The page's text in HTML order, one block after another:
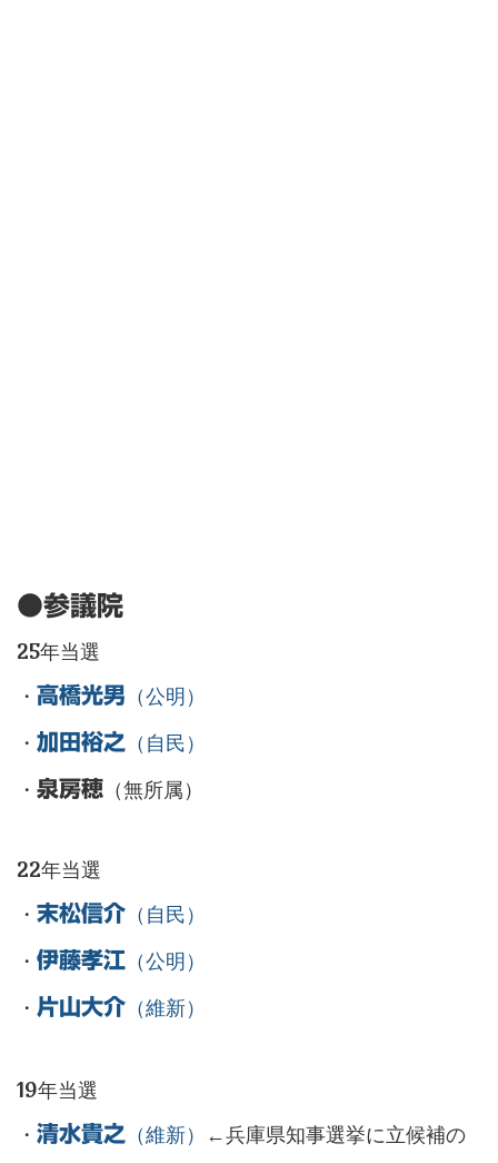
●参議院
25年当選
・ 高橋光男 （公明）
・ 加田裕之
（自民）
・ 泉房穂 （無所属）
22年当選
・ 末松信介 （自民）
・ 伊藤孝江 （公明）
・ 片山大介 （維新）
19年当選
・ 清水貴之 （維新） ←兵庫県知事選挙に立候補の